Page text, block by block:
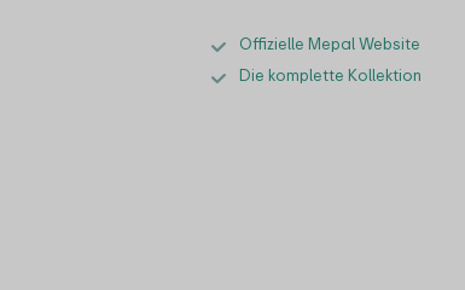
Offizielle Mepal Website
Die komplette Kollektion